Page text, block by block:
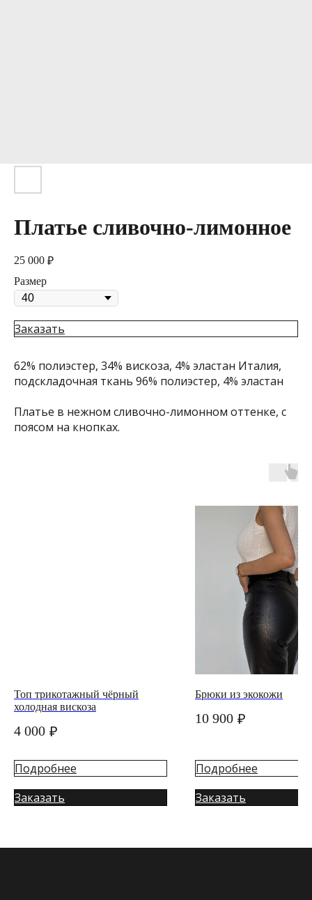
Платье сливочно-лимонное
25 000 ₽
Размер
Заказать
62% полиэстер, 34% вискоза, 4% эластан Италия,
подскладочная ткань 96% полиэстер, 4% эластан
Платье в нежном сливочно-лимонном оттенке, с
поясом на кнопках.
Топ трикотажный чёрный
холодная вискоза
4 000 ₽
Подробнее
Заказать
Брюки из экокожи
10 900 ₽
Подробнее
Заказать